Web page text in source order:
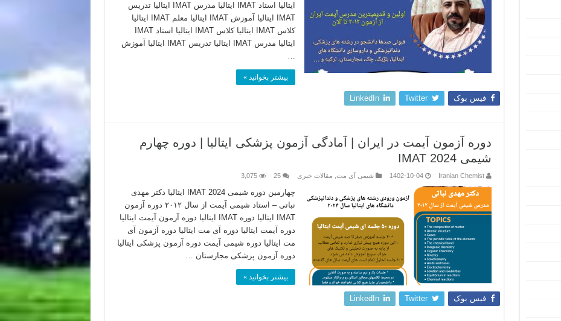
ایتالیا استاد IMAT ایتالیا مدرس IMAT ایتالیا تدریس
IMAT ایتالیا آموزش IMAT ایتالیا معلم IMAT ایتالیا
کلاس IMAT ایتالیا کلاس IMAT ایتالیا استاد IMAT
ایتالیا مدرس IMAT ایتالیا تدریس IMAT ایتالیا آموزش
…
بیشتر بخوانید »
فیس بوک Twitter
LinkedIn
دوره آزمون آیمت در ایران | آمادگی آزمون پزشکی ایتالیا | دوره چهارم
شیمی IMAT 2024
Iranian Chemist
1402-10-04 شیمی آی مت مقالات خبری 25
3,075
چهارمین دوره شیمی IMAT 2024 ایتالیا دکتر مهدی
نباتی – استاد شیمی آیمت از سال ۲۰۱۲ دوره آزمون
IMAT ایتالیا دوره IMAT ایتالیا دوره آزمون آیمت ایتالیا
دوره آیمت ایتالیا دوره آی مت ایتالیا دوره آزمون آی
مت ایتالیا دوره شیمی آیمت دوره آزمون پزشکی ایتالیا
دوره آزمون پزشکی مجارستان …
بیشتر بخوانید »
فیس بوک Twitter
LinkedIn